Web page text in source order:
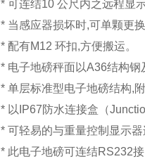
* 可连结10 公尺内之远程显示
* 当感应器损坏时,可单颗更换
* 配有M12 环扣,方便搬运。
* 电子地磅秤面以A36结构钢
* 单层标准型电子地磅结构,
* 以IP67防水连接盒（
* 可轻易的与重量控制显示
* 此电子地磅可连结RS232